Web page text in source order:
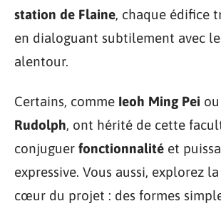
station de Flaine, chaque édifice
en dialoguant subtilement avec le
alentour.
Certains, comme Ieoh Ming Pei ou
Rudolph, ont hérité de cette
conjuguer fonctionnalité et
expressive. Vous aussi, explorez
cœur du projet : des formes